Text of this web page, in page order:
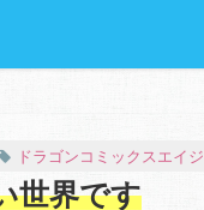
ドラゴンコミックスエイジ
世界です